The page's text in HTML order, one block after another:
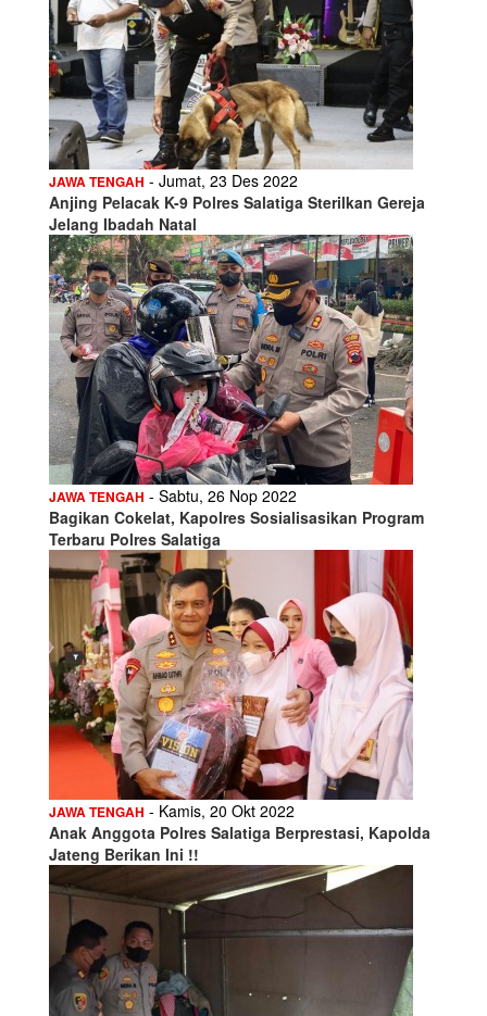
JAWA TENGAH - Jumat, 23 Des 2022
Anjing Pelacak K-9 Polres Salatiga Sterilkan Gereja
Jelang Ibadah Natal
JAWA TENGAH - Sabtu, 26 Nop 2022
Bagikan Cokelat, Kapolres Sosialisasikan Program
Terbaru Polres Salatiga
JAWA TENGAH - Kamis, 20 Okt 2022
Anak Anggota Polres Salatiga Berprestasi, Kapolda
Jateng Berikan Ini !!